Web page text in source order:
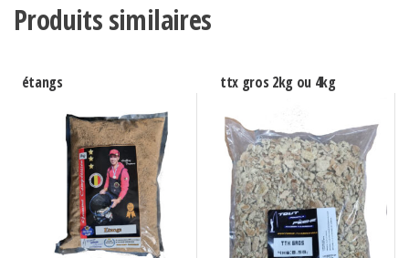
Produits similaires
étangs ttx gros 2kg ou 4kg